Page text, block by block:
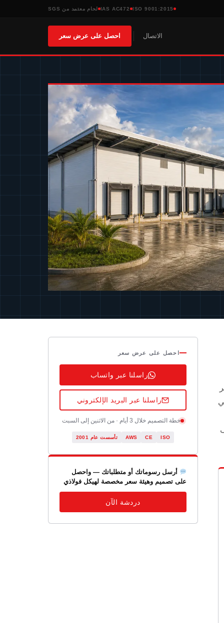
ISO 9001:2015
IAS AC472 لحام معتمد من SGS
الاتصال احصل على عرض سعر
احصل على عرض سعر
راسلنا عبر واتساب
راسلنا عبر البريد الإلكتروني
خطة التصميم خلال 3 أيام · من الاثنين إلى السبت
ISO
CE
AWS تأسست عام 2001
أرسل رسوماتك أو متطلباتك — واحصل
على تصميم وهيئة سعر مخصصة لهيكل فولاذي
دردشة الآن